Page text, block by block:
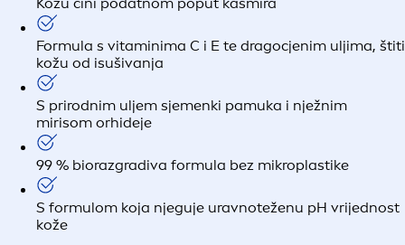
Formula s vitaminima C i E te dragocjenim uljima, štiti
kožu od isušivanja
S prirodnim uljem sjemenki pamuka i nježnim
mirisom orhideje
99 % biorazgradiva formula bez mikroplastike
S formulom koja njeguje uravnoteženu pH vrijednost
kože